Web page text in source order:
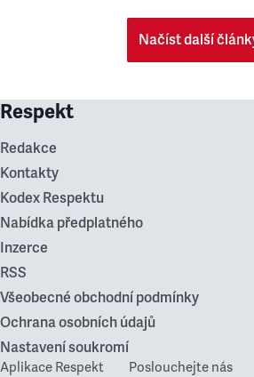
Načíst další
Respekt
Redakce
Kontakty
Kodex Respektu
Nabídka předplatného
Inzerce
RSS
Všeobecné obchodní podmínky
Ochrana osobních údajů
Nastavení soukromí
Aplikace Respekt Poslouchejte nás